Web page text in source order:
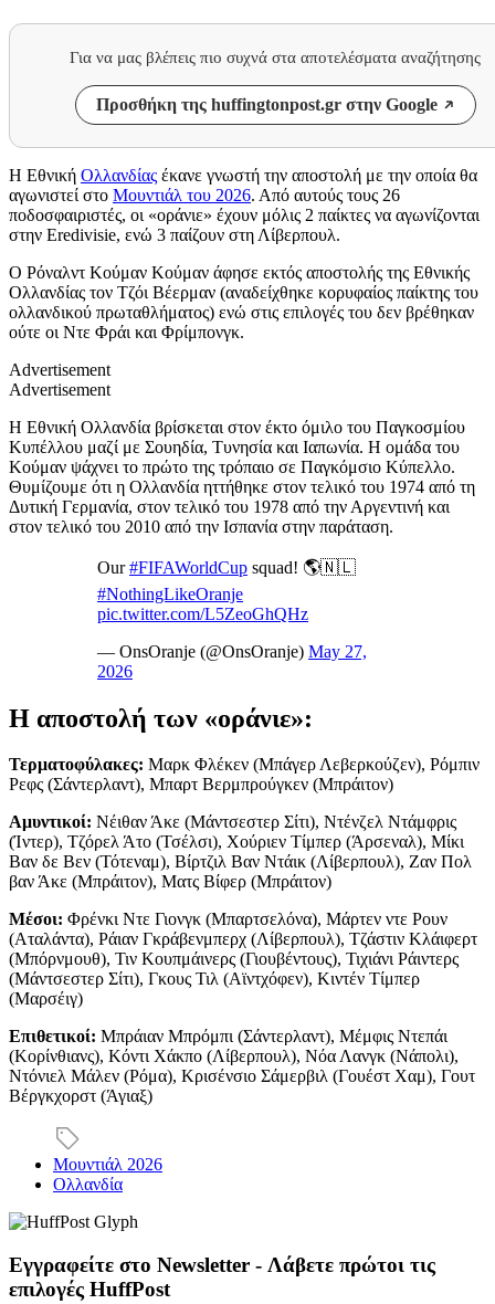
Για να μας βλέπεις πιο συχνά στα αποτελέσματα αναζήτησης
Προσθήκη της huffingtonpost.gr στην Google
Η Εθνική Ολλανδίας έκανε γνωστή την αποστολή με την οποία θα
αγωνιστεί στο Μουντιάλ του 2026. Από αυτούς τους 26
ποδοσφαιριστές, οι «οράνιε» έχουν μόλις 2 παίκτες να αγωνίζονται
στην Eredivisie, ενώ 3 παίζουν στη Λίβερπουλ.
Ο Ρόναλντ Κούμαν Κούμαν άφησε εκτός αποστολής της Εθνικής
Ολλανδίας τον Τζόι Βέερμαν (αναδείχθηκε κορυφαίος παίκτης του
ολλανδικού πρωταθλήματος) ενώ στις επιλογές του δεν βρέθηκαν
ούτε οι Ντε Φράι και Φρίμπονγκ.
Advertisement
Advertisement
Η Εθνική Ολλανδία βρίσκεται στον έκτο όμιλο του Παγκοσμίου
Κυπέλλου μαζί με Σουηδία, Τυνησία και Ιαπωνία. Η ομάδα του
Κούμαν ψάχνει το πρώτο της τρόπαιο σε Παγκόμσιο Κύπελλο.
Θυμίζουμε ότι η Ολλανδία ηττήθηκε στον τελικό του 1974 από τη
Δυτική Γερμανία, στον τελικό του 1978 από την Αργεντινή και
στον τελικό του 2010 από την Ισπανία στην παράταση.
Our#FIFAWorldCup squad! 🌎🇳🇱
#NothingLikeOranje
pic.twitter.com/L5ZeoGhQHz
— OnsOranje (@OnsOranje) May 27,
2026
Η αποστολή των «οράνιε»:
Τερματοφύλακες: Μαρκ Φλέκεν (Μπάγερ Λεβερκούζεν), Ρόμπιν
Ρεφς (Σάντερλαντ), Μπαρτ Βερμπρούγκεν (Μπράιτον)
Αμυντικοί: Νέιθαν Άκε (Μάντσεστερ Σίτι), Ντένζελ Ντάμφρις
(Ίντερ), Τζόρελ Άτο (Τσέλσι), Χούριεν Τίμπερ (Άρσεναλ), Μίκι
Βαν δε Βεν (Τότεναμ), Βίρτζιλ Βαν Ντάικ (Λίβερπουλ), Ζαν Πολ
βαν Άκε (Μπράιτον), Ματς Βίφερ (Μπράιτον)
Μέσοι: Φρένκι Ντε Γιονγκ (Μπαρτσελόνα), Μάρτεν ντε Ρουν
(Αταλάντα), Ράιαν Γκράβενμπερχ (Λίβερπουλ), Τζάστιν Κλάιφερτ
(Μπόρνμουθ), Τιν Κουπμάινερς (Γιουβέντους), Τιχιάνι Ράιντερς
(Μάντσεστερ Σίτι), Γκους Τιλ (Αϊντχόφεν), Κιντέν Τίμπερ
(Μαρσέιγ)
Επιθετικοί: Μπράιαν Μπρόμπι (Σάντερλαντ), Μέμφις Ντεπάι
(Κορίνθιανς), Κόντι Χάκπο (Λίβερπουλ), Νόα Λανγκ (Νάπολι),
Ντόνιελ Μάλεν (Ρόμα), Κρισένσιο Σάμερβιλ (Γουέστ Χαμ), Γουτ
Βέργκχορστ (Άγιαξ)
Μουντιάλ 2026
Ολλανδία
Εγγραφείτε στο Newsletter - Λάβετε πρώτοι τις
επιλογές HuffPost